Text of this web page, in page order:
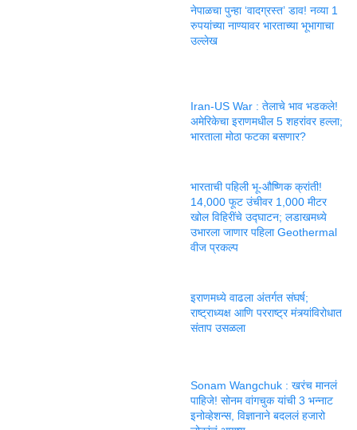
नेपाळचा पुन्हा ‘वादग्रस्त’ डाव! नव्या 1
रुपयांच्या नाण्यावर भारताच्या भूभागाचा
उल्लेख
Iran-US War : तेलाचे भाव भडकले!
अमेरिकेचा इराणमधील 5 शहरांवर हल्ला;
भारताला मोठा फटका बसणार?
भारताची पहिली भू-औष्णिक क्रांती!
14,000 फूट उंचीवर 1,000 मीटर
खोल विहिरींचे उद्घाटन; लडाखमध्ये
उभारला जाणार पहिला Geothermal
वीज प्रकल्प
इराणमध्ये वाढला अंतर्गत संघर्ष;
राष्ट्राध्यक्ष आणि परराष्ट्र मंत्र्यांविरोधात
संताप उसळला
Sonam Wangchuk : खरंच मानलं
पाहिजे! सोनम वांगचुक यांची 3 भन्नाट
इनोव्हेशन्स, विज्ञानाने बदललं हजारो